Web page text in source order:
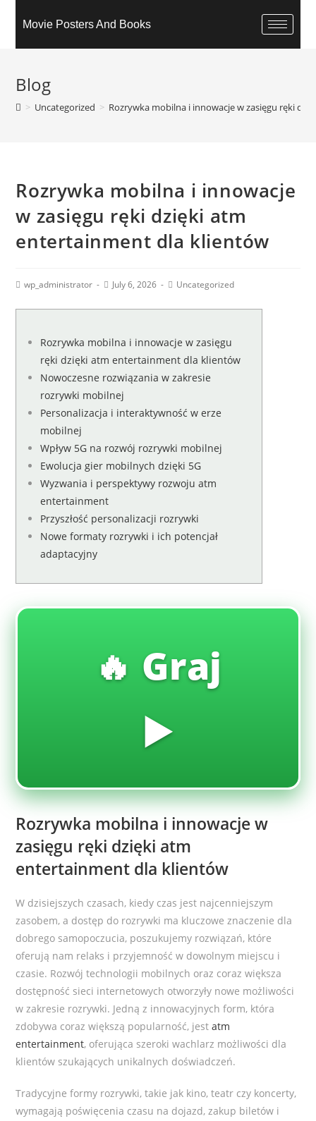
Movie Posters And Books
Blog
> Uncategorized > Rozrywka mobilna i innowacje w zasięgu ręki
Rozrywka mobilna i innowacje
w zasięgu ręki dzięki atm
entertainment dla klientów
wp_administrator July 6, 2026 Uncategorized
Rozrywka mobilna i innowacje w zasięgu
ręki dzięki atm entertainment dla klientów
Nowoczesne rozwiązania w zakresie
rozrywki mobilnej
Personalizacja i interaktywność w erze
mobilnej
Wpływ 5G na rozwój rozrywki mobilnej
Ewolucja gier mobilnych dzięki 5G
Wyzwania i perspektywy rozwoju atm
entertainment
Przyszłość personalizacji rozrywki
Nowe formaty rozrywki i ich potencjał
adaptacyjny
🔥 Graj
▶️
Rozrywka mobilna i innowacje w
zasięgu ręki dzięki atm
entertainment dla klientów
W dzisiejszych czasach, kiedy czas jest najcenniejszym
zasobem, a dostęp do rozrywki ma kluczowe znaczenie dla
dobrego samopoczucia, poszukujemy rozwiązań, które
oferują nam relaks i przyjemność w dowolnym miejscu i
czasie. Rozwój technologii mobilnych oraz coraz większa
dostępność sieci internetowych otworzyły nowe możliwości
w zakresie rozrywki. Jedną z innowacyjnych form, która
zdobywa coraz większą popularność, jestatm
entertainment, oferująca szeroki wachlarz możliwości dla
klientów szukających unikalnych doświadczeń.
Tradycyjne formy rozrywki, takie jak kino, teatr czy koncerty,
wymagają poświęcenia czasu na dojazd, zakup biletów i